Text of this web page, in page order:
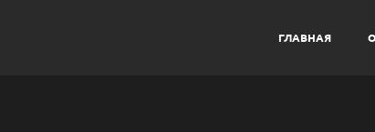
ГЛАВНАЯ